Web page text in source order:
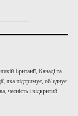
Британії, Канаді та
підтримує, об’єднує
чесність і відкритий